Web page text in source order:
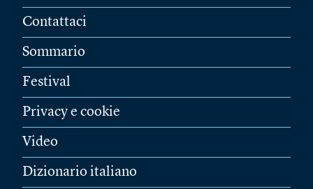
Contattaci
Sommario
Festival
Privacy e cookie
Video
Dizionario italiano